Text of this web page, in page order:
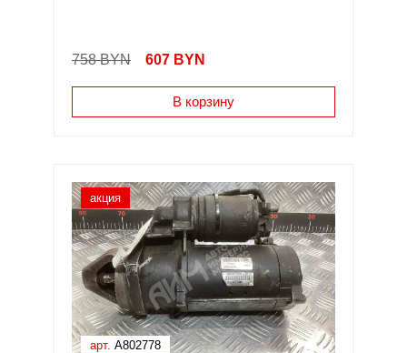
758 BYN 607 BYN
В корзину
акция
арт. A802778